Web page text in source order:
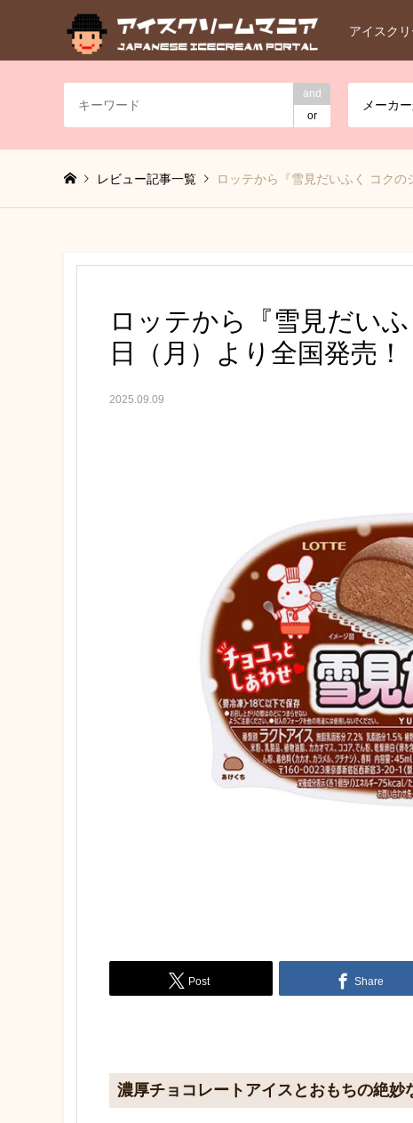
アイスク
and
or
メーカ
レビュー記事一覧 ロッテから『雪見だいふく コクの
ロッテから『雪見だい
日（月）より全国発売！
2025.09.09
Post Share
濃厚チョコレートアイスとおもちの絶妙